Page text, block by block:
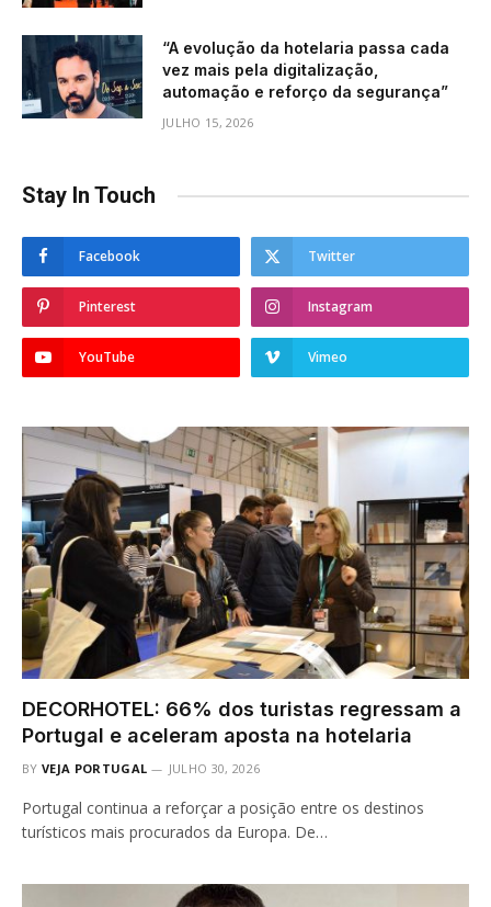
“A evolução da hotelaria passa cada
vez mais pela digitalização,
automação e reforço da segurança”
JULHO 15, 2026
Stay In Touch
Facebook Twitter
Pinterest Instagram
YouTube Vimeo
DECORHOTEL: 66% dos turistas regressam a
Portugal e aceleram aposta na hotelaria
BY VEJA PORTUGAL JULHO 30, 2026
Portugal continua a reforçar a posição entre os destinos
turísticos mais procurados da Europa. De…